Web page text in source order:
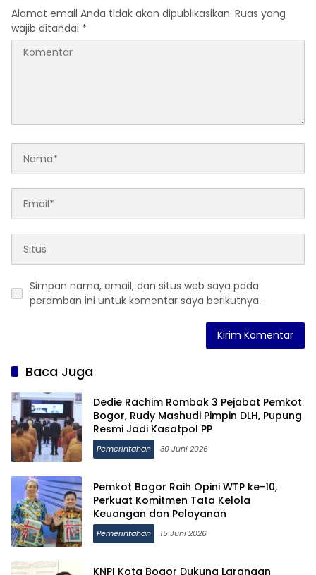
Alamat email Anda tidak akan dipublikasikan. Ruas yang
wajib ditandai *
Simpan nama, email, dan situs web saya pada
peramban ini untuk komentar saya berikutnya.
Baca Juga
Dedie Rachim Rombak 3 Pejabat Pemkot
Bogor, Rudy Mashudi Pimpin DLH, Pupung
Resmi Jadi Kasatpol PP
Pemerintahan 30 Juni 2026
Pemkot Bogor Raih Opini WTP ke-10,
Perkuat Komitmen Tata Kelola
Keuangan dan Pelayanan
Pemerintahan 15 Juni 2026
KNPI Kota Bogor Dukung Larangan